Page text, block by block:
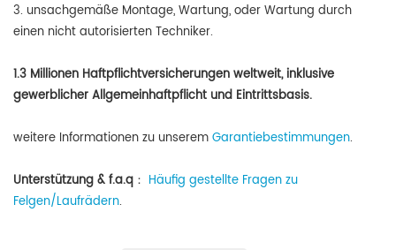
3. unsachgemäße Montage, Wartung, oder Wartung durch
einen nicht autorisierten Techniker.
1.3 Millionen Haftpflichtversicherungen weltweit, inklusive
gewerblicher Allgemeinhaftpflicht und Eintrittsbasis.
weitere Informationen zu unseremGarantiebestimmungen.
Unterstützung & f.a.q ： Häufig gestellte Fragen zu
Felgen/Laufrädern.